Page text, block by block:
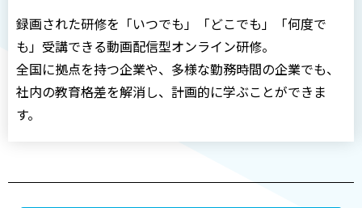
含めてください。
ご契約は地区単位です。加入地区の正社員数を利用
者数とする必要があります。
Biz CAMPUS Basic、Biz CAMPUS Online、Biz
れます。割引額に関しては次の通りです
録画された研修を「いつでも」「どこでも」「何度で
も」受講できる動画配信型オンライン研修。
全国に拠点を持つ企業や、多様な勤務時間の企業でも、
社内の教育格差を解消し、計画的に学ぶことができま
す。